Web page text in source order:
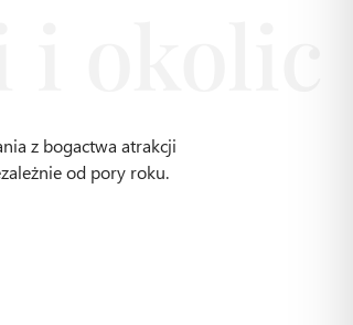
z bogactwa atrakcji
od pory roku.